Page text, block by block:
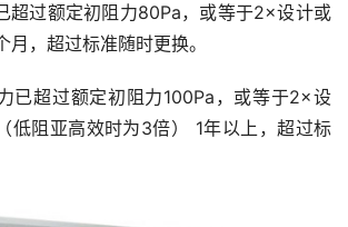
超过额定初阻力80Pa，或等于2×设计或
，超过标准随时更换。
已超过额定初阻力100Pa，或等于2×设
低阻亚高效时为3倍） 1年以上，超过标